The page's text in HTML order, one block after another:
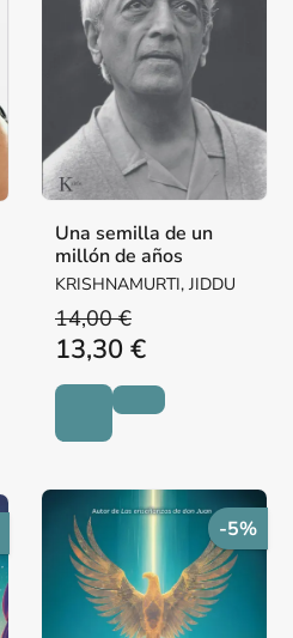
Una semilla de un
millón de años
KRISHNAMURTI, JIDDU
14,00 €
13,30 €
-5%